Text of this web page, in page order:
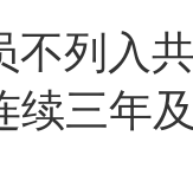
不列入
续三年